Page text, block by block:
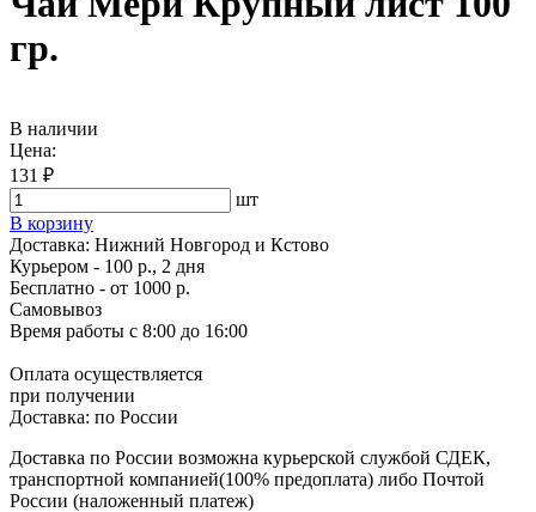
гр.
В наличии
Цена:
131 ₽
шт
В корзину
Доставка: Нижний Новгород и Кстово
Курьером - 100 р., 2 дня
Бесплатно - от 1000 р.
Самовывоз
Время работы с 8:00 до 16:00
Оплата осуществляется
при получении
Доставка: по России
Доставка по России возможна курьерской службой СДЕК,
транспортной компанией(100% предоплата) либо Почтой
России (наложенный платеж)